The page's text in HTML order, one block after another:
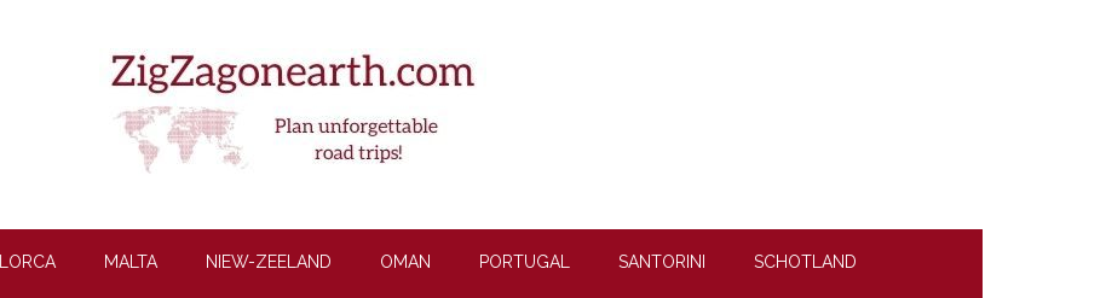
MALTA NIEW-ZEELAND OMAN PORTUGAL SANTORINI SCHOTLAND